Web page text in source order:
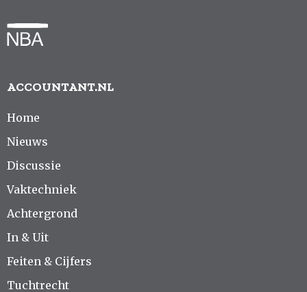
ACCOUNTANT.NL
Home
Nieuws
Discussie
Vaktechniek
Achtergrond
In & Uit
Feiten & Cijfers
Tuchtrecht